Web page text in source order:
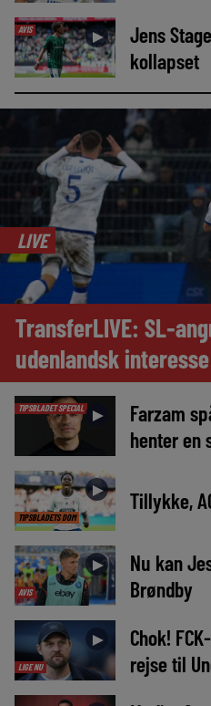
AVIS ►
Jens
kollapset
LIVE
TransferLIVE: SL-
udenlandsk interesse
TIPSBLADET SPECIAL ►
Farzam
henter en
TIPSBLADETS DOM
► Tillykke,
AVIS
►
Nu kan
Brøndby
LIGE NU
►
Chok!
rejse til